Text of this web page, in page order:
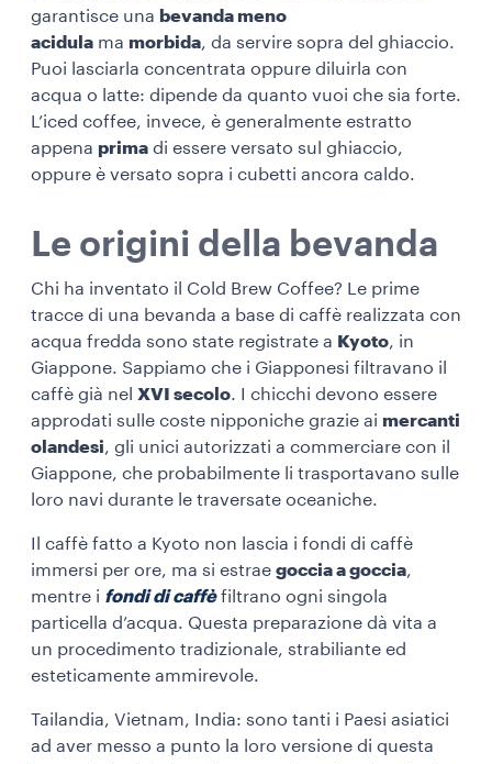
garantisce una bevanda meno
acidula ma morbida, da servire sopra del ghiaccio.
Puoi lasciarla concentrata oppure diluirla con
acqua o latte: dipende da quanto vuoi che sia forte.
L’iced coffee, invece, è generalmente estratto
appena prima di essere versato sul ghiaccio,
oppure è versato sopra i cubetti ancora caldo.
Le origini della bevanda
Chi ha inventato il Cold Brew Coffee? Le prime
tracce di una bevanda a base di caffè realizzata con
acqua fredda sono state registrate a Kyoto, in
Giappone. Sappiamo che i Giapponesi filtravano il
caffè già nel XVI secolo. I chicchi devono essere
approdati sulle coste nipponiche grazie ai mercanti
olandesi, gli unici autorizzati a commerciare con il
Giappone, che probabilmente li trasportavano sulle
loro navi durante le traversate oceaniche.
Il caffè fatto a Kyoto non lascia i fondi di caffè
immersi per ore, ma si estrae goccia a goccia,
mentre i fondi di caffèfiltrano ogni singola
particella d’acqua. Questa preparazione dà vita a
un procedimento tradizionale, strabiliante ed
esteticamente ammirevole.
Tailandia, Vietnam, India: sono tanti i Paesi asiatici
ad aver messo a punto la loro versione di questa